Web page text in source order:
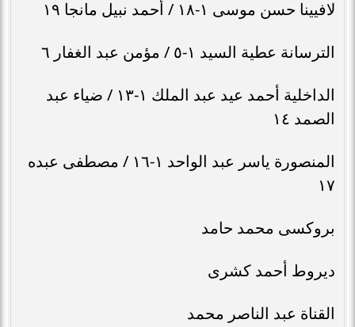
لافيينا حسن موسى ١-١٨ / أحمد نبيل مانجا ١٩
الترسانة عطية السيد ١-٥ / مؤمن عبد الغفار ٦
الداخلية أحمد عيد عبد الملك ١-١٣ / ضياء عبد
الصمد ١٤
المنصورة ياسر عبد الواحد ١-١٦ / مصطفى عبده
١٧
بروكسى محمد حامد
ديروط أحمد كشرى
القناة عبد الناصر محمد